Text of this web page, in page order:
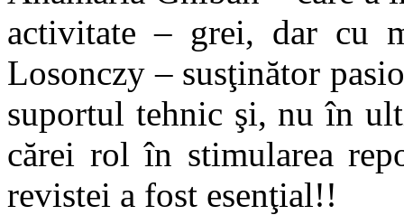
activitate – grei, dar cu
Losonczy – susţinător
suportul tehnic şi, nu în
cărei rol în stimularea
revistei a fost esenţial!!